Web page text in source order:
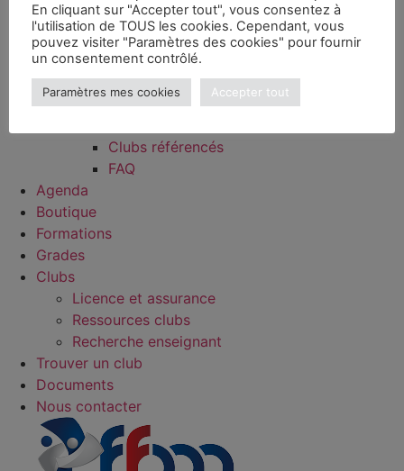
Aïkido
Aïkibudo
Kinomichi
Wanomichi / Takemusu Aïki
Sport Santé Bien-Être
Clubs référencés
FAQ
Agenda
Boutique
Formations
Grades
Clubs
Licence et assurance
Ressources clubs
Recherche enseignant
Trouver un club
Documents
Nous contacter
En cliquant sur "Accepter tout", vous consentez à
l'utilisation de TOUS les cookies. Cependant, vous
pouvez visiter "Paramètres des cookies" pour fournir
un consentement contrôlé.
Paramètres mes cookies Accepter tout